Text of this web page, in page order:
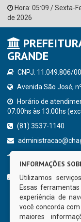
Hora: 05:09 /Sexta-
de 2026
GRANDE
CNPJ: 11.049.806/
Avenida São José,
Horário de
07:00hs às 13:00hs
(81) 3537-1140
CURTA
INFORMAÇÕES
Utilizamos
Essas
experiência de
você concorda
maiores